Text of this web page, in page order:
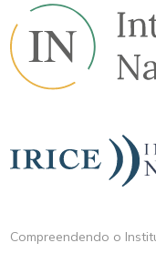
Compreendendo o